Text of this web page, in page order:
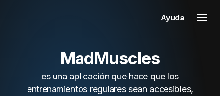
Ayuda
MadMuscles
es una aplicación que hace que los
entrenamientos regulares sean accesibles,